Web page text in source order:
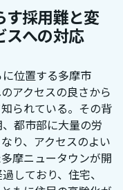
す採用難と変
スへの対応
位置する多摩市
アクセスの良さから
られている。その背
都市部に大量の労
り、アクセスのよい
摩ニュータウンが開
しており、住宅、